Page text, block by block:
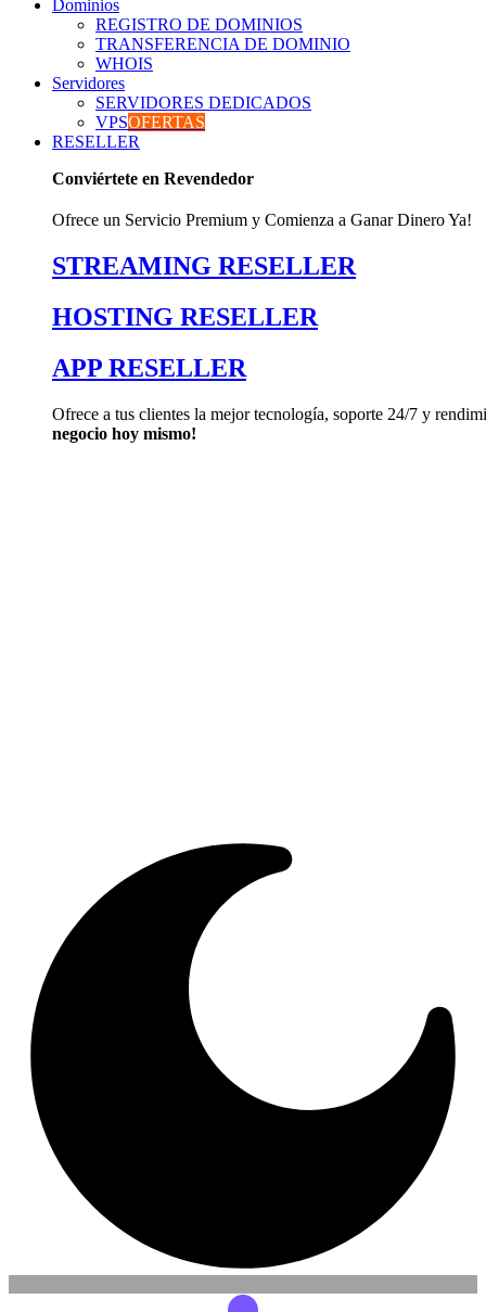
Dominios
REGISTRO DE DOMINIOS
TRANSFERENCIA DE DOMINIO
WHOIS
Servidores
SERVIDORES DEDICADOS
VPSOFERTAS
RESELLER
Conviértete en Revendedor
Ofrece un Servicio Premium y Comienza a Ganar Dinero Ya!
STREAMING RESELLER
HOSTING RESELLER
APP RESELLER
Ofrece a tus clientes la mejor tecnología, soporte 24/7 y
negocio hoy mismo!